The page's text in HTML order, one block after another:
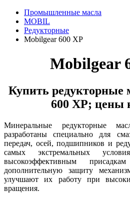
Промышленные масла
MOBIL
Редукторные
Mobilgear 600 XP
Mobilgear
Купить редукторные
600 XP; цены
Минеральные редукторные
разработаны специально для
передач, осей, подшипников и
самых экстремальных
высокоэффективным
дополнительную защиту
улучшают их работу при
вращения.